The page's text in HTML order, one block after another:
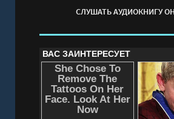
СЛУШАТЬ АУДИОКНИГУ